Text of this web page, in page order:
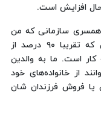
افزایش است.
همسری سازمانی که من
در آن عضویت دارم برای کاهش گرسنگی که تقریبا ۹۰ درصد از
کار است. ما به والدین
از خانواده‌های خود
یا فروش فرزندان شان